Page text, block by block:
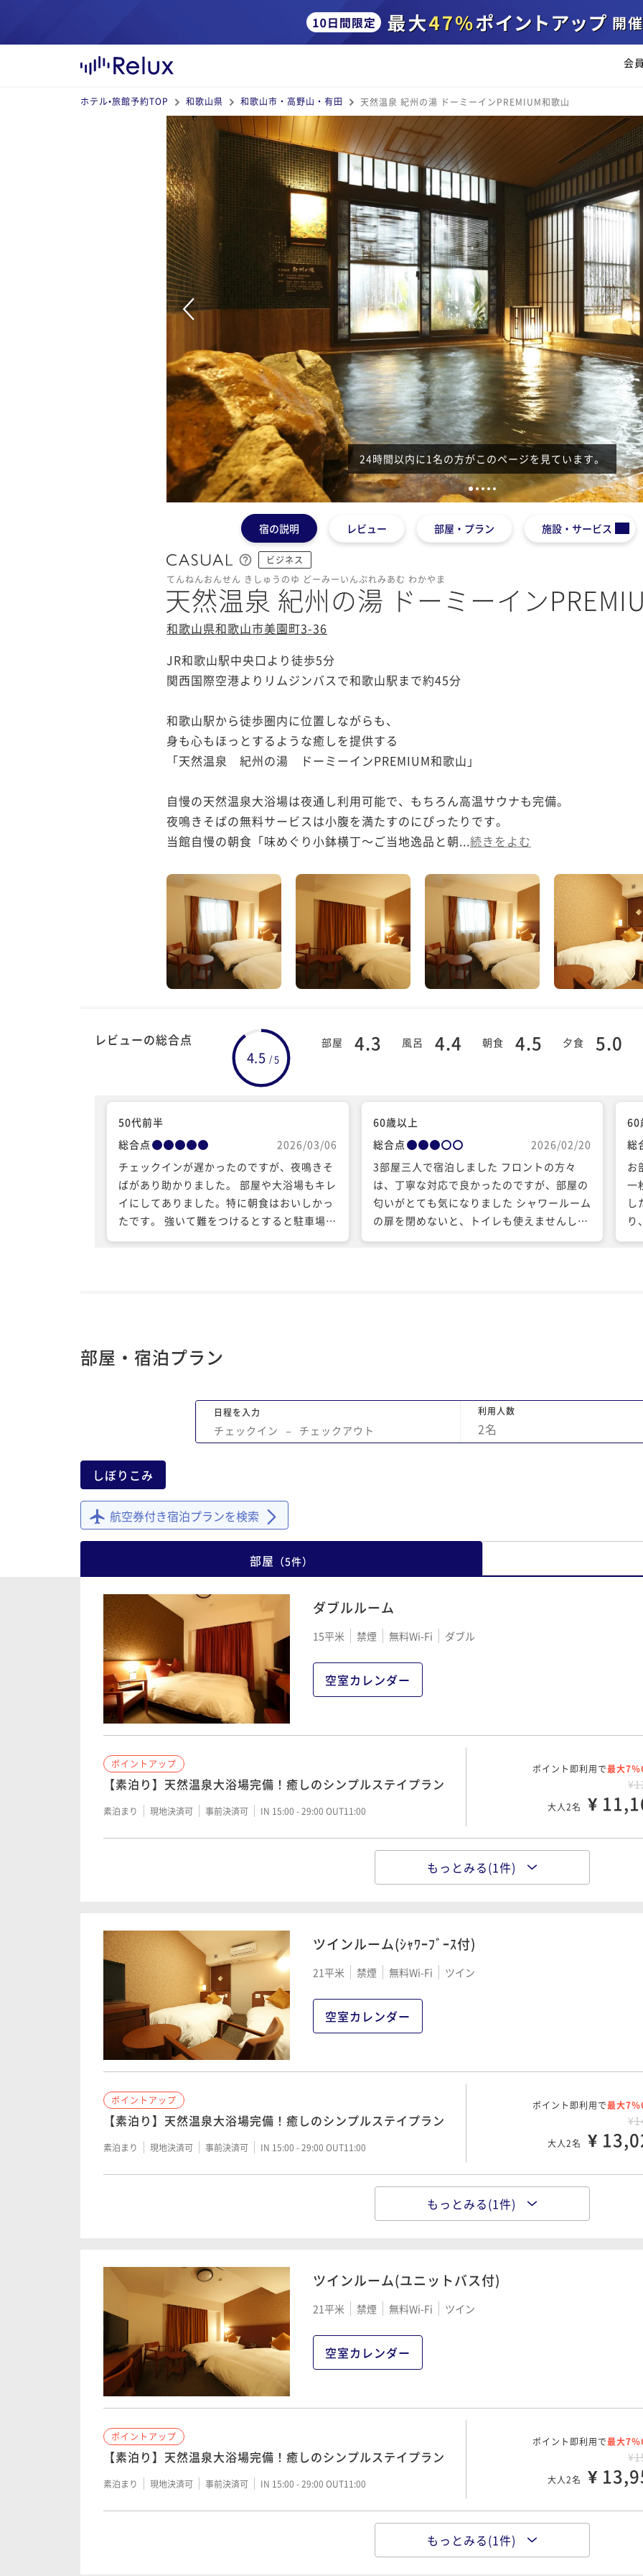
会
ホテル•旅館予約TOP 和歌山県 和歌山市・高野山・有田 天然温泉 紀州の湯 ドーミーインPREMIUM和歌山
24時間以内に1名の方がこのページを見ています。
1 23 4 5
宿の説明 レビュー 部屋・プラン 施設・サービス
ビジネス
てんねんおんせん きしゅうのゆ どーみーいんぷれみあむ わかやま
天然温泉 紀州の湯 ドーミーイン
和歌山県和歌山市美園町3-36
JR和歌山駅中央口より徒歩5分
関西国際空港よりリムジンバスで和歌山駅まで約45分
和歌山駅から徒歩圏内に位置しながらも、
身も心もほっとするような癒しを提供する
「天然温泉　紀州の湯　ドーミーインPREMIUM和歌山」
自慢の天然温泉大浴場は夜通し利用可能で、もちろん高温サウナも完備。
夜鳴きそばの無料サービスは小腹を満たすのにぴったりです。
当館自慢の朝食「味めぐり小鉢横丁～ご当地逸品と朝...続きをよむ
レビューの総合点
4.5 /5
部屋 4.3 風呂 4.4 朝食 4.5 夕食 5.0
50代前半
総合点
2026/03/06
チェックインが遅かったのですが、夜鳴きそ
ばがあり助かりました。 部屋や大浴場もキレ
イにしてありました。特に朝食はおいしかっ
たです。 強いて難をつけるとすると駐車場で
しょうか？荷物だけでも先に降ろせる場所が
60歳以上
総合点
2026/02/20
3部屋三人で宿泊しました フロントの方々
は、丁寧な対応で良かったのですが、部屋の
匂いがとても気になりました シャワールーム
の扉を閉めないと、トイレも使えませんし、
お部屋全体の匂いが酷くて残念です とても快
60
総
お
一
し
り
サ
部屋・宿泊プラン
日程を入力
チェックイン − チェックアウト
利用人数
2名
しぼりこみ
航空券付き宿泊プランを検索
部屋 （5件）
ダブルルーム
15平米 禁煙 無料Wi-Fi ダブル
空室カレンダー
ポイントアップ
【素泊り】天然温泉大浴場完備！癒しのシンプルステイプラン
素泊まり 現地決済可 事前決済可 IN 15:00 - 29:00 OUT11:00
ポイント即利用で最大7％
大人2名 ¥
「味めぐり小鉢横丁」～ご当地逸品と朝の彩り献立～＜朝食付
もっとみる(1件)
ツインルーム(ｼｬﾜｰﾌﾞｰｽ付)
21平米 禁煙 無料Wi-Fi ツイン
空室カレンダー
ポイントアップ
【素泊り】天然温泉大浴場完備！癒しのシンプルステイプラン
素泊まり 現地決済可 事前決済可 IN 15:00 - 29:00 OUT11:00
ポイント即利用で最大7％
大人2名 ¥
「味めぐり小鉢横丁」～ご当地逸品と朝の彩り献立～＜朝食付
もっとみる(1件)
ツインルーム(ユニットバス付)
21平米 禁煙 無料Wi-Fi ツイン
空室カレンダー
ポイントアップ
【素泊り】天然温泉大浴場完備！癒しのシンプルステイプラン
素泊まり 現地決済可 事前決済可 IN 15:00 - 29:00 OUT11:00
ポイント即利用で最大7％
大人2名 ¥
「味めぐり小鉢横丁」～ご当地逸品と朝の彩り献立～＜朝食付
もっとみる(1件)